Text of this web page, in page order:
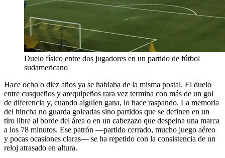
Duelo físico entre dos jugadores en un partido de fútbol
sudamericano
Hace ocho o diez años ya se hablaba de la misma postal. El duelo
entre cusqueños y arequipeños rara vez termina con más de un gol
de diferencia y, cuando alguien gana, lo hace raspando. La memoria
del hincha no guarda goleadas sino partidos que se definen en un
tiro libre al borde del área o en un cabezazo que despeina una marca
a los 78 minutos. Ese patrón —partido cerrado, mucho juego aéreo
y pocas ocasiones claras— se ha repetido con la consistencia de un
reloj atrasado en altura.